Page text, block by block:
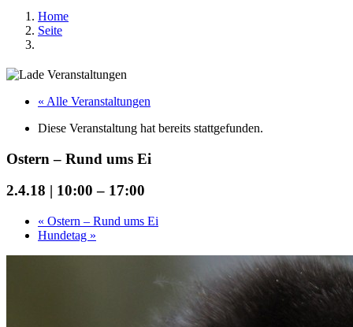
Home
Seite
« Alle Veranstaltungen
Diese Veranstaltung hat bereits stattgefunden.
Ostern – Rund ums Ei
2.4.18 | 10:00 – 17:00
« Ostern – Rund ums Ei
Hundetag »